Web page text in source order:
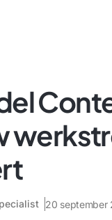
20 september